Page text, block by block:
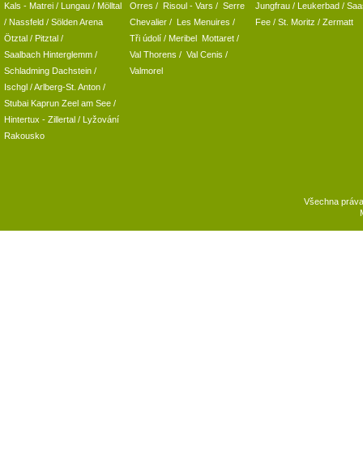
Kals - Matrei / Lungau / Mölltal
/ Nassfeld / Sölden Arena
Ötztal / Pitztal /
Saalbach Hinterglemm /
Schladming Dachstein /
Ischgl /Arlberg-St. Anton /
Stubai Kaprun Zeel am See /
Hintertux - Zillertal / Lyžování
Rakousko
Orres / Risoul - Vars / Serre
Chevalier / Les Menuires /
Tři údolí / Meribel Mottaret /
Val Thorens / Val Cenis /
Valmorel
Jungfrau / Leukerbad /
Fee / St. Moritz / Zermatt
Všechna